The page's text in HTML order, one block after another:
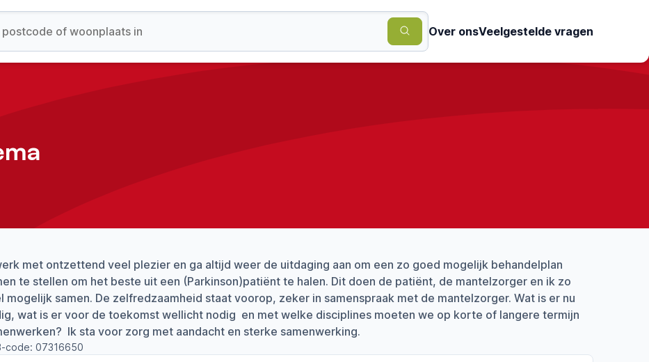
Over onsVeelgestelde vragen
met ontzettend veel plezier en ga altijd weer de uitdaging aan om een zo goed mogelijk behandelplan
te stellen om het beste uit een (Parkinson)patiënt te halen. Dit doen de patiënt, de mantelzorger en ik zo
mogelijk samen. De zelfredzaamheid staat voorop, zeker in samenspraak met de mantelzorger. Wat is er nu
wat is er voor de toekomst wellicht nodig en met welke disciplines moeten we op korte of langere termijn
Ik sta voor zorg met aandacht en sterke samenwerking.
code: 07316650